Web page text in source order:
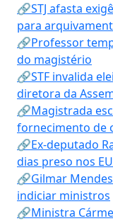
🔗STJ afasta
para
🔗Professor
do magistério
🔗STF invalida
diretora da
🔗Magistrada
fornecimento de
🔗Ex-deputado
dias preso nos
🔗Gilmar
indiciar ministros
🔗Ministra